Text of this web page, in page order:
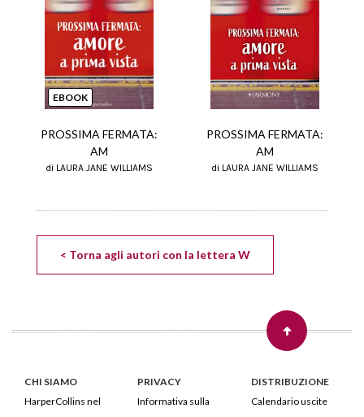
EBOOK
PROSSIMA FERMATA:
AM
di LAURA JANE WILLIAMS
PROSSIMA FERMATA:
AM
di LAURA JANE WILLIAMS
< Torna agli autori con la lettera W
CHI SIAMO
HarperCollins nel
PRIVACY
Informativa sulla
DISTRIBUZIONE
Calendario uscite